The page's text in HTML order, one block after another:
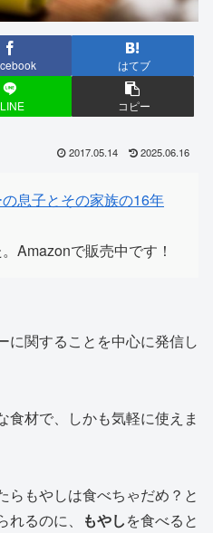
はてブ
LINE コピー
2017.05.14 2025.06.16
の息子とその家族の16年
Amazonで販売中です！
に関することを中心に発信し
食材で、しかも気軽に使えま
らもやしは食べちゃだめ？と
るのに、
もやしを食べると